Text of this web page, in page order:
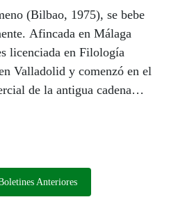
(Bilbao, 1975), se bebe
Afincada en Málaga
licenciada en Filología
Valladolid y comenzó en el
de la antigua cadena
Hacienda del Sol en Mijas,
pasión.
Anteriores